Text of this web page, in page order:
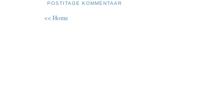
POSTITAGE KOMMENTAAR
<< Home